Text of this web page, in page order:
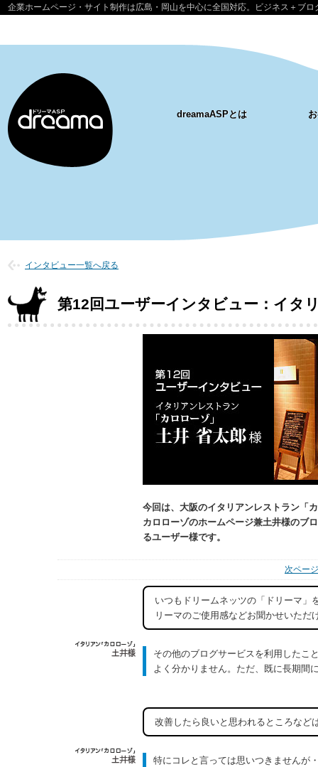
企業ホームページ・サイト制作は広島・岡山を中心に全国対応。ビジネス＋ブ
dreamaASPとは
インタビュー一覧へ戻る
第12回ユーザーインタビュー：イ
今回は、大阪のイタリアンレストラン「
カロローゾのホームページ兼土井様のブ
るユーザー様です。
次ペー
いつもドリームネッツの「ドリーマ」
リーマのご使用感などお聞かせいただ
その他のブログサービスを利用したこ
よく分かりません。ただ、既に長期間
改善したら良いと思われるところなど
特にコレと言っては思いつきませんが